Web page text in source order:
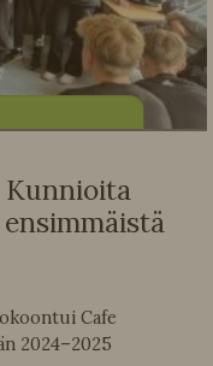
Cafe
2024–2025